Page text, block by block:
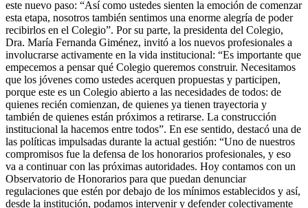
este nuevo paso: “Así como ustedes sienten la emoción de comenzar
esta etapa, nosotros también sentimos una enorme alegría de poder
recibirlos en el Colegio”. Por su parte, la presidenta del Colegio,
Dra. María Fernanda Giménez, invitó a los nuevos profesionales a
involucrarse activamente en la vida institucional: “Es importante que
empecemos a pensar qué Colegio queremos construir. Necesitamos
que los jóvenes como ustedes acerquen propuestas y participen,
porque este es un Colegio abierto a las necesidades de todos: de
quienes recién comienzan, de quienes ya tienen trayectoria y
también de quienes están próximos a retirarse. La construcción
institucional la hacemos entre todos”. En ese sentido, destacó una de
las políticas impulsadas durante la actual gestión: “Uno de nuestros
compromisos fue la defensa de los honorarios profesionales, y eso
va a continuar con las próximas autoridades. Hoy contamos con un
Observatorio de Honorarios para que puedan denunciar
regulaciones que estén por debajo de los mínimos establecidos y así,
desde la institución, podamos intervenir y defender colectivamente